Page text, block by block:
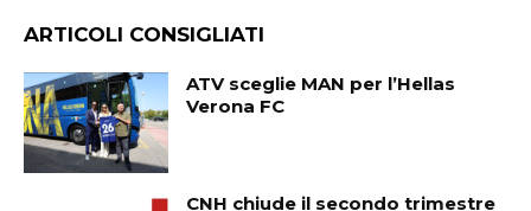
ARTICOLI CONSIGLIATI
ATV sceglie MAN per l’Hellas
Verona FC
CNH chiude il secondo trimestre